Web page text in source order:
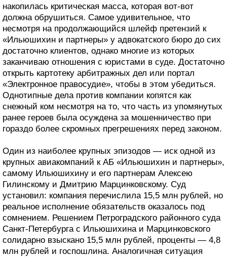
накопилась критическая масса, которая вот-вот
должна обрушиться. Самое удивительное, что
несмотря на продолжающийся шлейф претензий к
«Ильюшихин и партнеры» у адвокатского бюро до сих
достаточно клиентов, однако многие из которых
заканчиваю отношения с юристами в суде. Достаточно
открыть картотеку арбитражных дел или портал
«Электронное правосудие», чтобы в этом убедиться.
Однотипные дела против компании копятся как
снежный ком несмотря на то, что часть из упомянутых
ранее героев была осуждена за мошенничество при
гораздо более скромных прегрешениях перед законом.
Один из наиболее крупных эпизодов — иск одной из
крупных авиакомпаний к АБ «Ильюшихин и партнеры»,
самому Ильюшихину и его партнерам Алексею
Гилинскому и Дмитрию Марцинковскому. Суд
установил: компания перечислила 15,5 млн рублей, но
реальное исполнение обязательств оказалось под
сомнением. Решением Петроградского районного суда
Санкт-Петербурга с Ильюшихина и Марцинковского
солидарно взыскано 15,5 млн рублей, проценты — 4,8
млн рублей и госпошлина. Аналогичная ситуация